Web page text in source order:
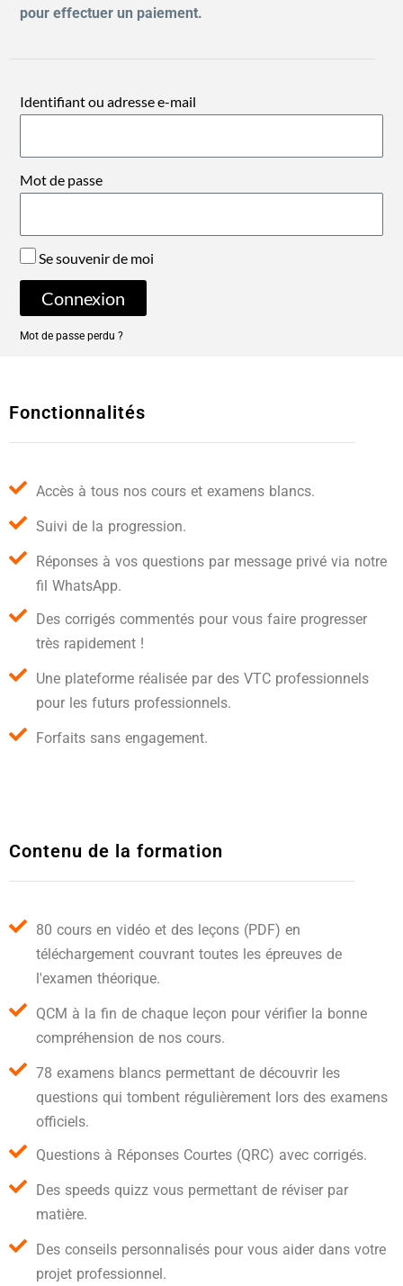
pour effectuer un paiement.
Identifiant ou adresse e-mail
Mot de passe
Se souvenir de moi
Connexion
Mot de passe perdu ?
Fonctionnalités
Accès à tous nos cours et examens blancs.
Suivi de la progression.
Réponses à vos questions par message privé via notre
fil WhatsApp.
Des corrigés commentés pour vous faire progresser
très rapidement !
Une plateforme réalisée par des VTC professionnels
pour les futurs professionnels.
Forfaits sans engagement.
Contenu de la formation
80 cours en vidéo et des leçons (PDF) en
téléchargement couvrant toutes les épreuves de
l'examen théorique.
QCM à la fin de chaque leçon pour vérifier la bonne
compréhension de nos cours.
78 examens blancs permettant de découvrir les
questions qui tombent régulièrement lors des examens
officiels.
Questions à Réponses Courtes (QRC) avec corrigés.
Des speeds quizz vous permettant de réviser par
matière.
Des conseils personnalisés pour vous aider dans votre
projet professionnel.